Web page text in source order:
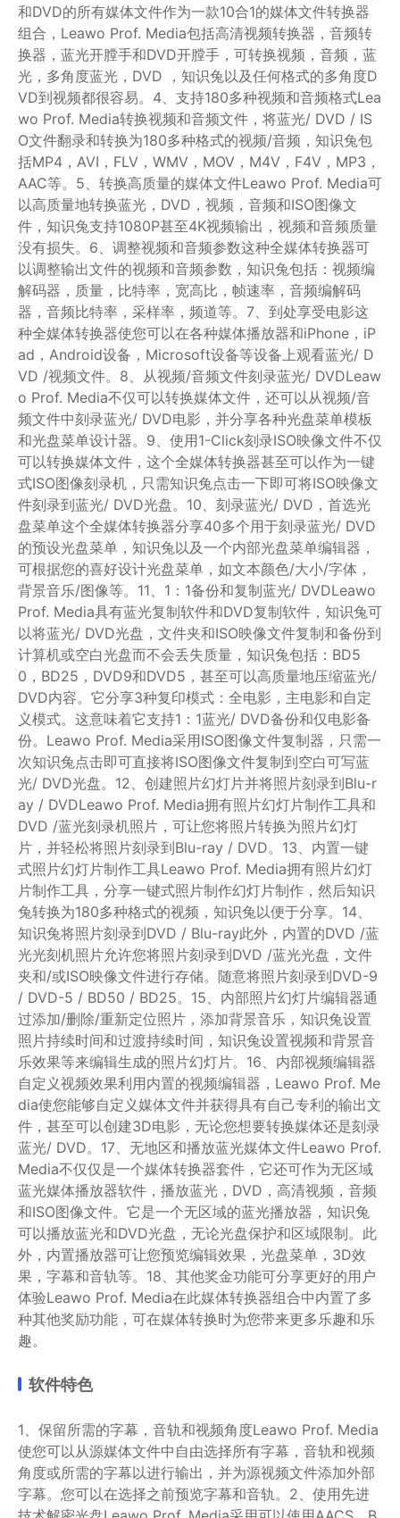
和DVD的所有媒体文件作为一款10合1的媒体文件转换器
组合，Leawo Prof. Media包括高清视频转换器，音频转
换器，蓝光开膛手和DVD开膛手，可转换视频，音频，蓝
光，多角度蓝光，DVD ，知识兔以及任何格式的多角度D
VD到视频都很容易。4、支持180多种视频和音频格式Lea
wo Prof. Media转换视频和音频文件，将蓝光/ DVD / IS
O文件翻录和转换为180多种格式的视频/音频，知识兔包
括MP4，AVI，FLV，WMV，MOV，M4V，F4V，MP3，
AAC等。5、转换高质量的媒体文件Leawo Prof. Media可
以高质量地转换蓝光，DVD，视频，音频和ISO图像文
件，知识兔支持1080P甚至4K视频输出，视频和音频质量
没有损失。6、调整视频和音频参数这种全媒体转换器可
以调整输出文件的视频和音频参数，知识兔包括：视频编
解码器，质量，比特率，宽高比，帧速率，音频编解码
器，音频比特率，采样率，频道等。7、到处享受电影这
种全媒体转换器使您可以在各种媒体播放器和iPhone，iP
ad，Android设备，Microsoft设备等设备上观看蓝光/ D
VD /视频文件。8、从视频/音频文件刻录蓝光/ DVDLeaw
o Prof. Media不仅可以转换媒体文件，还可以从视频/音
频文件中刻录蓝光/ DVD电影，并分享各种光盘菜单模板
和光盘菜单设计器。9、使用1-Click刻录ISO映像文件不仅
可以转换媒体文件，这个全媒体转换器甚至可以作为一键
式ISO图像刻录机，只需知识兔点击一下即可将ISO映像文
件刻录到蓝光/ DVD光盘。10、刻录蓝光/ DVD，首选光
盘菜单这个全媒体转换器分享40多个用于刻录蓝光/ DVD
的预设光盘菜单，知识兔以及一个内部光盘菜单编辑器，
可根据您的喜好设计光盘菜单，如文本颜色/大小/字体，
背景音乐/图像等。11、1：1备份和复制蓝光/ DVDLeawo
Prof. Media具有蓝光复制软件和DVD复制软件，知识兔可
以将蓝光/ DVD光盘，文件夹和ISO映像文件复制和备份到
计算机或空白光盘而不会丢失质量，知识兔包括：BD5
0，BD25，DVD9和DVD5，甚至可以高质量地压缩蓝光/
DVD内容。它分享3种复印模式：全电影，主电影和自定
义模式。这意味着它支持1：1蓝光/ DVD备份和仅电影备
份。Leawo Prof. Media采用ISO图像文件复制器，只需一
次知识兔点击即可直接将ISO图像文件复制到空白可写蓝
光/ DVD光盘。12、创建照片幻灯片并将照片刻录到Blu-r
ay / DVDLeawo Prof. Media拥有照片幻灯片制作工具和
DVD /蓝光刻录机照片，可让您将照片转换为照片幻灯
片，并轻松将照片刻录到Blu-ray / DVD。13、内置一键
式照片幻灯片制作工具Leawo Prof. Media拥有照片幻灯
片制作工具，分享一键式照片制作幻灯片制作，然后知识
兔转换为180多种格式的视频，知识兔以便于分享。14、
知识兔将照片刻录到DVD / Blu-ray此外，内置的DVD /蓝
光光刻机照片允许您将照片刻录到DVD /蓝光光盘，文件
夹和/或ISO映像文件进行存储。随意将照片刻录到DVD-9
/ DVD-5 / BD50 / BD25。15、内部照片幻灯片编辑器通
过添加/删除/重新定位照片，添加背景音乐，知识兔设置
照片持续时间和过渡持续时间，知识兔设置视频和背景音
乐效果等来编辑生成的照片幻灯片。16、内部视频编辑器
自定义视频效果利用内置的视频编辑器，Leawo Prof. Me
dia使您能够自定义媒体文件并获得具有自己专利的输出文
件，甚至可以创建3D电影，无论您想要转换媒体还是刻录
蓝光/ DVD。17、无地区和播放蓝光媒体文件Leawo Prof.
Media不仅仅是一个媒体转换器套件，它还可作为无区域
蓝光媒体播放器软件，播放蓝光，DVD，高清视频，音频
和ISO图像文件。它是一个无区域的蓝光播放器，知识兔
可以播放蓝光和DVD光盘，无论光盘保护和区域限制。此
外，内置播放器可让您预览编辑效果，光盘菜单，3D效
果，字幕和音轨等。18、其他奖金功能可分享更好的用户
体验Leawo Prof. Media在此媒体转换器组合中内置了多
种其他奖励功能，可在媒体转换时为您带来更多乐趣和乐
趣。
软件特色
1、保留所需的字幕，音轨和视频角度Leawo Prof. Media
使您可以从源媒体文件中自由选择所有字幕，音轨和视频
角度或所需的字幕以进行输出，并为源视频文件添加外部
字幕。您可以在选择之前预览字幕和音轨。2、使用先进